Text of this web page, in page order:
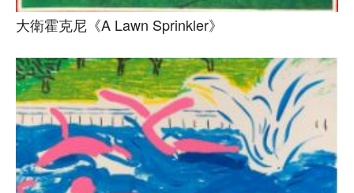
大衛霍克尼《A Lawn Sprinkler》